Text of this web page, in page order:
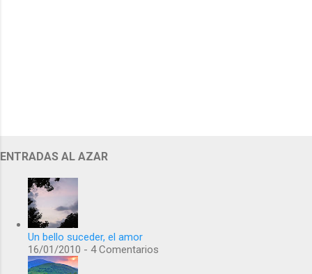
ENTRADAS AL AZAR
Un bello suceder, el amor
16/01/2010 - 4 Comentarios